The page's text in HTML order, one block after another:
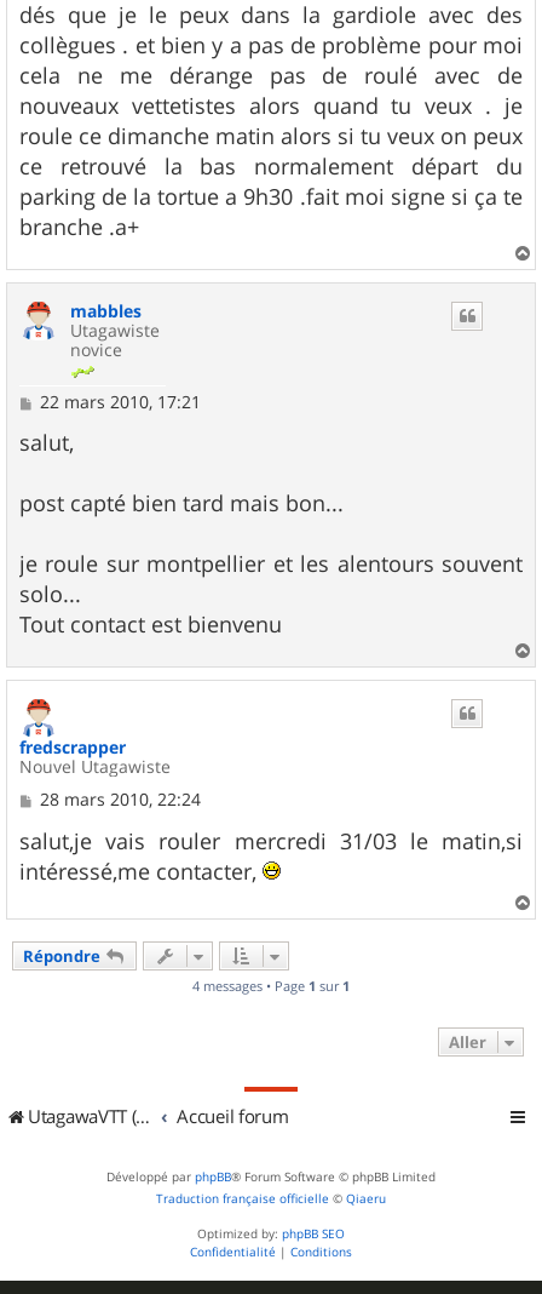
g
e
dés que je le peux dans la gardiole avec des
collègues . et bien y a pas de problème pour moi
cela ne me dérange pas de roulé avec de
nouveaux vettetistes alors quand tu veux . je
roule ce dimanche matin alors si tu veux on peux
ce retrouvé la bas normalement départ du
parking de la tortue a 9h30 .fait moi signe si ça te
branche .a+
a
mabbles
Utagawiste
novice
M
s
s
g
e
22 mars 2010, 17:21
salut,
post capté bien tard mais bon...
je roule sur montpellier et les alentours souvent
solo...
Tout contact est bienvenu
a
fredscrapper
Nouvel Utagawiste
M
s
s
a
e
28 mars 2010, 22:24
salut,je vais rouler mercredi 31/03 le matin,si
intéressé,me contacter,
a
Répondre
4 messages • Page 1 sur 1
Aller
UtagawaVTT (Randos VTT et VTTAE avec traces GPS) Accueil forum
Développé par phpBB® Forum Software © phpBB Limited
Traduction française officielle © Qiaeru
Optimized by: phpBB SEO
Confidentialité | Conditions